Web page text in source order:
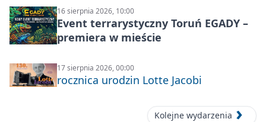
16 sierpnia 2026, 10:00
Event terrarystyczny Toruń EGADY –
premiera w mieście
17 sierpnia 2026, 00:00
rocznica urodzin Lotte Jacobi
Kolejne wydarzenia